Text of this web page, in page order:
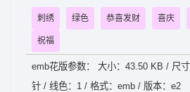
刺绣 绿色 恭喜发财 喜庆
祝福
emb花版参数： 大小：43.50 KB / 尺
针 / 线色：1 / 格式：emb / 版本：e2